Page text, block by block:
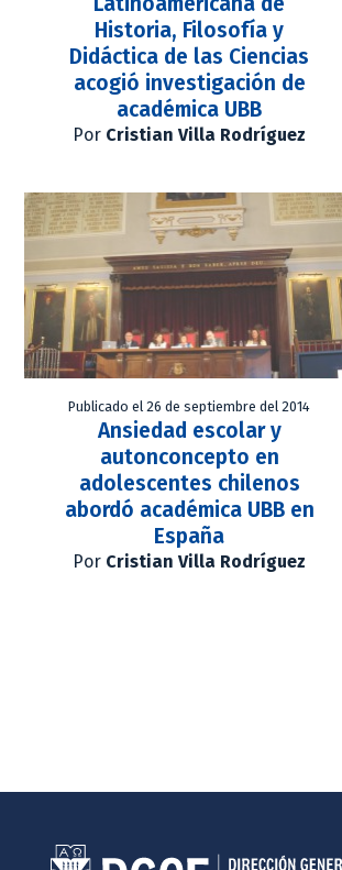
Historia, Filosofía y
Didáctica de las Ciencias
acogió investigación de
académica UBB
Por Cristian Villa Rodríguez
Publicado el 26 de septiembre del 2014
Ansiedad escolar y
autonconcepto en
adolescentes chilenos
abordó académica UBB en
España
Por Cristian Villa Rodríguez